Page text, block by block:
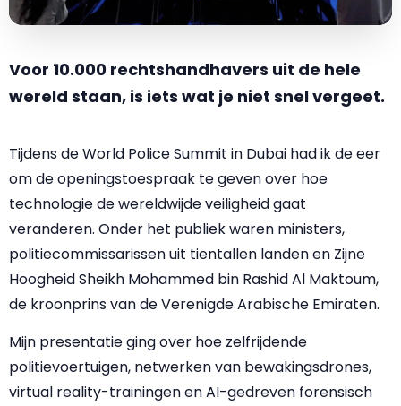
Voor 10.000 rechtshandhavers uit de hele
wereld staan, is iets wat je niet snel vergeet.
Tijdens de World Police Summit in Dubai had ik de eer
om de openingstoespraak te geven over hoe
technologie de wereldwijde veiligheid gaat
veranderen. Onder het publiek waren ministers,
politiecommissarissen uit tientallen landen en Zijne
Hoogheid Sheikh Mohammed bin Rashid Al Maktoum,
de kroonprins van de Verenigde Arabische Emiraten.
Mijn presentatie ging over hoe zelfrijdende
politievoertuigen, netwerken van bewakingsdrones,
virtual reality-trainingen en AI-gedreven forensisch